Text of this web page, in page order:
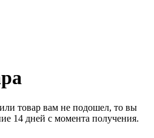
товар вам не подошел, то вы
14 дней с момента получения.